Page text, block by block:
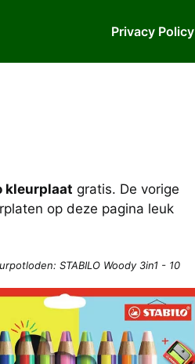
Privacy Policy
kleurplaat gratis. De vorige
op deze pagina leuk
STABILO Woody 3in1 - 10